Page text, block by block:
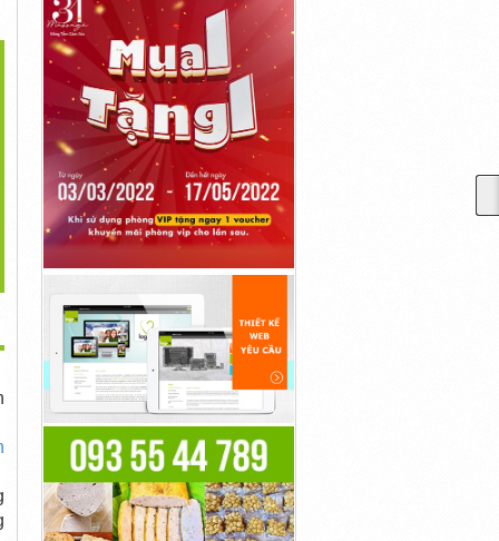
Trần Thạch Cao
Tại...
Thi Công Vách Thạch Cao
Tại Bình...
Đóng Vách Ngăn Thạch